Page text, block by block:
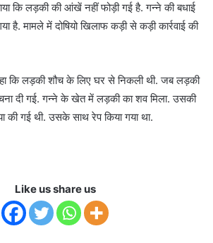
कि लड़की की आंखें नहीं फोड़ी गई है. गन्ने की बधाई
है. मामले में दोषियो खिलाफ कड़ी से कड़ी कार्रवाई की
कि लड़की शौच के लिए घर से निकली थी. जब लड़की
दी गई. गन्ने के खेत में लड़की का शव मिला. उसकी
गई थी. उसके साथ रेप किया गया था.
Like us share us